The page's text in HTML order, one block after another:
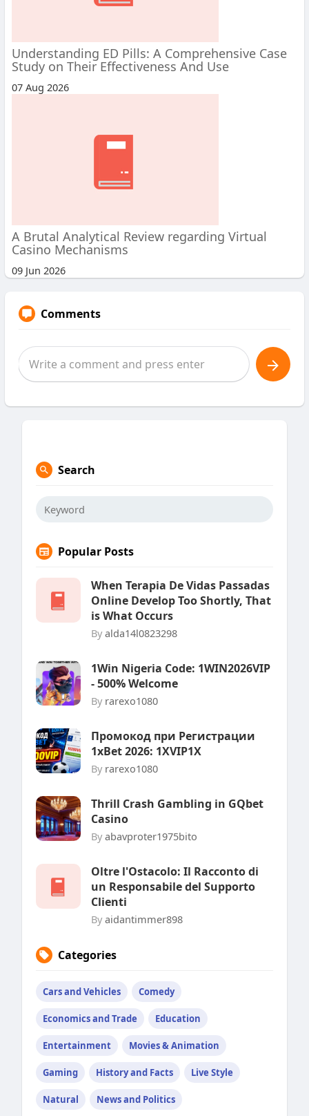
Understanding ED Pills: A Comprehensive Case
Study on Their Effectiveness And Use
07 Aug 2026
A Brutal Analytical Review regarding Virtual
Casino Mechanisms
09 Jun 2026
Comments
Search
Popular Posts
When Terapia De Vidas Passadas
Online Develop Too Shortly, That
is What Occurs
By alda14l0823298
1Win Nigeria Code: 1WIN2026VIP
- 500% Welcome
By rarexo1080
Промокод при Регистрации
1xBet 2026: 1XVIP1X
By rarexo1080
Thrill Crash Gambling in GQbet
Casino
By abavproter1975bito
Oltre l'Ostacolo: Il Racconto di
un Responsabile del Supporto
Clienti
By aidantimmer898
Categories
Cars and Vehicles Comedy
Economics and Trade Education
Entertainment Movies & Animation
Gaming History and Facts Live Style
Natural News and Politics